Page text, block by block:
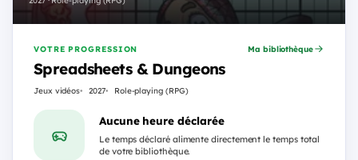
VOTRE PROGRESSION
Spreadsheets & Dungeons
Jeux vidéos 2027 Role-playing (RPG)
Ma bibliothèque
Aucune heure déclarée
Le temps déclaré alimente directement le temps total
de votre bibliothèque.